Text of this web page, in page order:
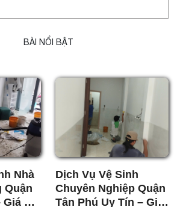
BÀI NỔI BẬT
Nhà
Quận
Tốt
Dịch Vụ Vệ Sinh
Chuyên Nghiệp Quận
Tân Phú Uy Tín – Giá